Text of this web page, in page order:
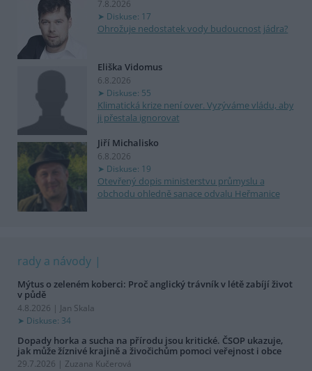
7.8.2026
Diskuse: 17
Ohrožuje nedostatek vody budoucnost jádra?
Eliška Vidomus
6.8.2026
Diskuse: 55
Klimatická krize není over. Vyzýváme vládu, aby
ji přestala ignorovat
Jiří Michalisko
6.8.2026
Diskuse: 19
Otevřený dopis ministerstvu průmyslu a
obchodu ohledně sanace odvalu Heřmanice
rady a návody
Mýtus o zeleném koberci: Proč anglický trávník v létě zabíjí život
v půdě
4.8.2026 | Jan Skala
Diskuse: 34
Dopady horka a sucha na přírodu jsou kritické. ČSOP ukazuje,
jak může žíznivé krajině a živočichům pomoci veřejnost i obce
29.7.2026 | Zuzana Kučerová